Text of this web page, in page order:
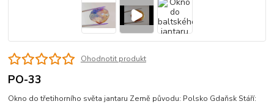
Ohodnotit produkt
PO-33
Okno do třetihorního světa jantaru Země původu: Polsko Gdaňsk Stáří: